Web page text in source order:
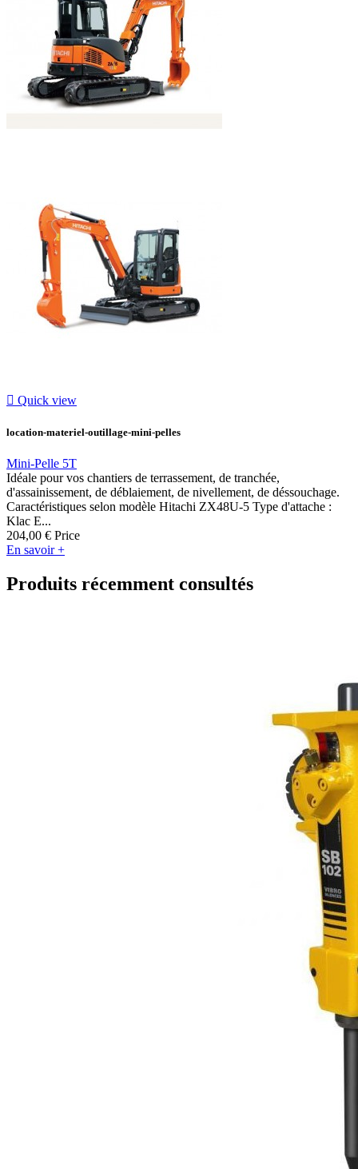
 Quick view
location-materiel-outillage-mini-pelles
Mini-Pelle 5T
Idéale pour vos chantiers de terrassement, de tranchée,
d'assainissement, de déblaiement, de nivellement, de déssouchage.
Caractéristiques selon modèle Hitachi ZX48U-5 Type d'attache :
Klac E...
204,00 € Price
En savoir +
Produits récemment consultés